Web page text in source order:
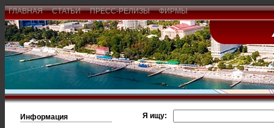
ГЛАВНАЯ СТАТЬИ ПРЕСС-РЕЛИЗЫ ФИРМЫ
Информация
Я ищу: